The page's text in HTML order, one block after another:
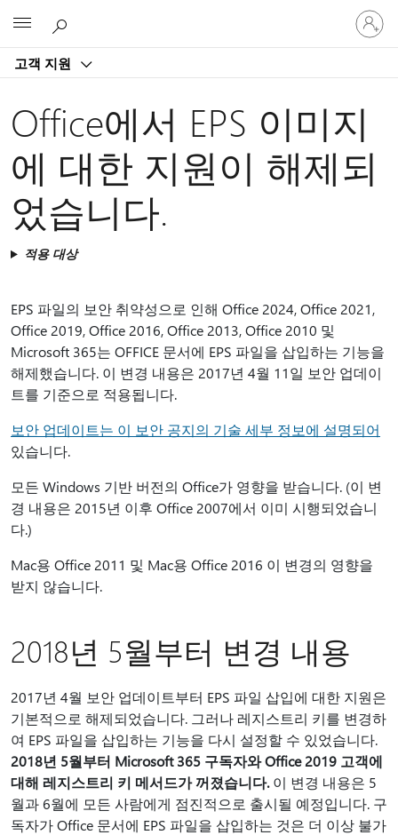
고객 지원
귀
하
계
로
그
인
Office에서 EPS 이미지
에 대한 지원이 해제되
었습니다.
적용 대상
EPS 파일의 보안 취약성으로 인해 Office 2024, Office 2021,
Office 2019, Office 2016, Office 2013, Office 2010 및
Microsoft 365는 OFFICE 문서에 EPS 파일을 삽입하는 기능을
해제했습니다. 이 변경 내용은 2017년 4월 11일 보안 업데이
트를 기준으로 적용됩니다.
보안 업데이트는 이 보안 공지의 기술 세부 정보에 설명되어
있습니다.
모든 Windows 기반 버전의 Office가 영향을 받습니다. (이 변
경 내용은 2015년 이후 Office 2007에서 이미 시행되었습니
다.)
Mac용 Office 2011 및 Mac용 Office 2016 이 변경의 영향을
받지 않습니다.
2018년 5월부터 변경 내용
2017년 4월 보안 업데이트부터 EPS 파일 삽입에 대한 지원은
기본적으로 해제되었습니다. 그러나 레지스트리 키를 변경하
여 EPS 파일을 삽입하는 기능을 다시 설정할 수 있었습니다.
2018년 5월부터 Microsoft 365 구독자와 Office 2019 고객에
대해 레지스트리 키 메서드가 꺼졌습니다.이 변경 내용은 5
월과 6월에 모든 사람에게 점진적으로 출시될 예정입니다. 구
독자가 Office 문서에 EPS 파일을 삽입하는 것은 더 이상 불가